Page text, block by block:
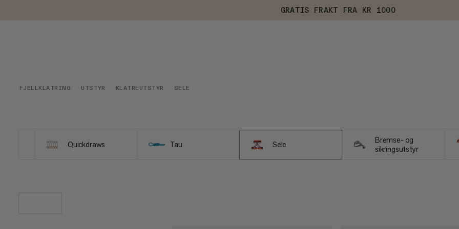
GRATIS FRAKT FRA KR 1000
FJELLKLATRING UTSTYR KLATREUTSTYR SELE
Quickdraws Tau Sele
Bremse- og
sikringsutstyr